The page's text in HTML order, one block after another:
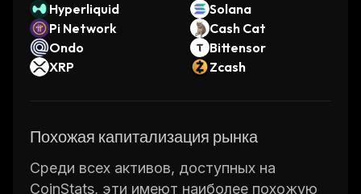
Hyperliquid
Solana
Pi Network
Cash Cat
Ondo
Bittensor
XRP
Zcash
Похожая капитализация рынка
Среди всех активов, доступных на
CoinStats, эти имеют наиболее похожую